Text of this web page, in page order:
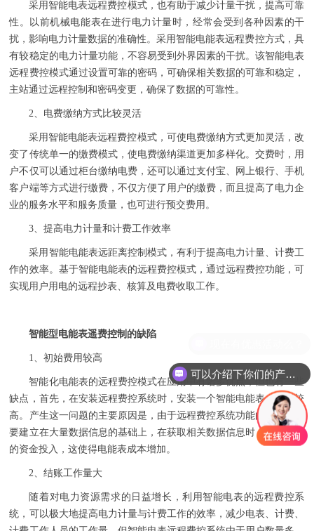
采用智能电表远程费控模式，也有助于减少计量干扰，提高可靠
性。
以前机械电能表在进行电力计量时，经常会受到各种因素的干
扰，影响电力计量数据的准确性。采用智能电能表远程费控方式，具
有较稳定的电力计量功能，不容易受到外界因素的干扰。该智能电表
远程费控模式通过设置可靠的密码，可确保相关数据的可靠和稳定，
主站通过远程控制和密码变更，确保了数据的可靠性。
2、 电费缴纳方式比较灵活
采用智能电能表远程费控模式，可使电费缴纳方式更加灵活，改
变了传统单一的缴费模式，使电费缴纳渠道更加多样化。交费时，用
户不仅可以通过柜台缴纳电费，还可以通过支付宝、网上银行、手机
客户端等方式进行缴费，不仅方便了用户的缴费，而且提高了电力企
业的服务水平和服务质量 ，也可进行预交费用。
3、提高电力计量和计费工作效率
采用智能电能表远距离控制模式，有利于提高电力计量、计费工
作的效率。基于智能电能表的远程费控模式，通过远程费控功能，可
实现用户用电的远程抄表、核算及电费收取工作。
智能型电能表遥费控制的缺陷
1、初始费用较高
智能化电能表的远程费控模式在应用中有诸多优点，但也有一些
缺点，首先，在安装远程费控系统时，安装一个智能电能表，费用较
高。产生这一问题的主要原因是，由于远程费控系统功能的发挥，需
要建立在大量数据信息的基础上，在获取相关数据信息时，需要一定
的资金投入，这使得电能表成本增加。
2、结账工作量大
随着对电力资源需求的日益增长，利用智能电表的远程费控系
统，可以极大地提高电力计量与计费工作的效率，减少电表、计费、
可以介绍下你们的产品么